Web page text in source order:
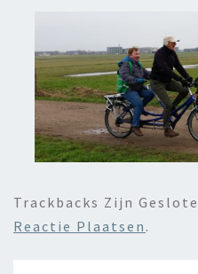
Trackbacks Zijn
Reactie Plaatsen .